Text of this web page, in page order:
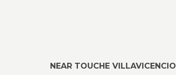
NEAR TOUCHE VILLAVICENCIO